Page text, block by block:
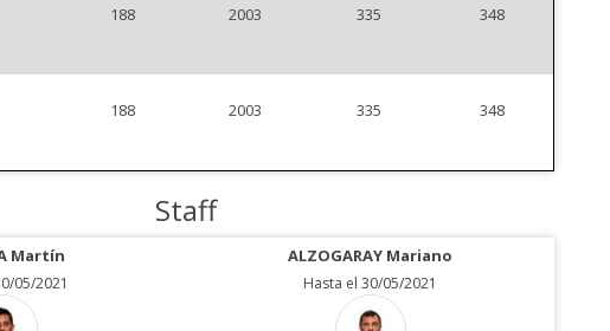
188 2003 335 348
188 2003 335 348
Staff
Martín
05/2021
ALZOGARAY Mariano
Hasta el 30/05/2021